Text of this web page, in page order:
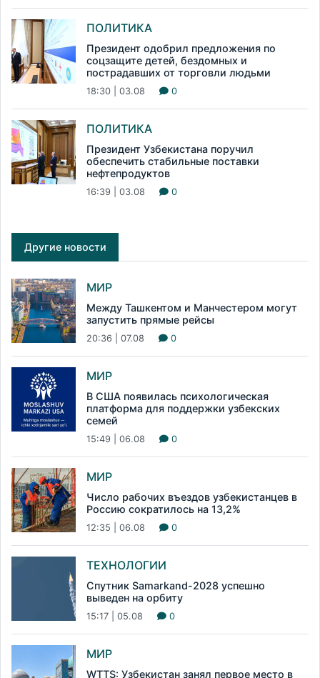
ПОЛИТИКА
Президент одобрил предложения по
соцзащите детей, бездомных и
пострадавших от торговли людьми
18:30 | 03.08 0
ПОЛИТИКА
Президент Узбекистана поручил
обеспечить стабильные поставки
нефтепродуктов
16:39 | 03.08 0
Другие новости
МИР
Между Ташкентом и Манчестером могут
запустить прямые рейсы
20:36 | 07.08 0
МИР
В США появилась психологическая
платформа для поддержки узбекских
семей
15:49 | 06.08 0
МИР
Число рабочих въездов узбекистанцев в
Россию сократилось на 13,2%
12:35 | 06.08 0
ТЕХНОЛОГИИ
Спутник Samarkand-2028 успешно
выведен на орбиту
15:17 | 05.08 0
МИР
WTTS: Узбекистан занял первое место в